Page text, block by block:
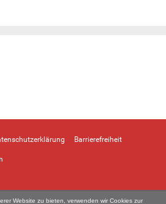
Website zu bieten, verwenden wir Cookies zur
Barrierefreiheit